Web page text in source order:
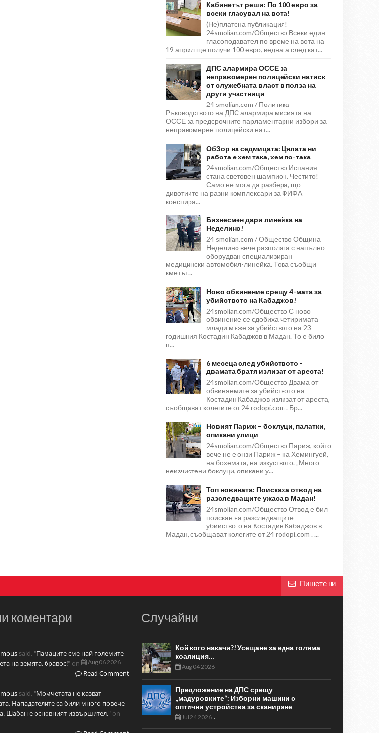
Кабинетът реши: По 100 евро за
всеки гласувал на вота!
(Не)платена публикация!
24smolian.com/Общество Всеки един
гласоподавател по време на вота на
19 април ще получи 100 евро, веднага след кат...
ДПС алармира ОССЕ за
неправомерен полицейски натиск
от служебната власт в полза на
други участници
24 smolian.com / Политика
Ръководството на ДПС алармира мисията на
ОССЕ за предсрочните парламентарни избори за
неправомерен полицейски нат...
ОбЗор на седмицата: Цялата ни
работа е хем така, хем по-така
24smolian.com/Общество Испания
стана световен шампион. Честито!
Само не мога да разбера, що
дивотиите на разни комплексари за ФИФА
конспира...
Бизнесмен дари линейка на
Неделино!
24 smolian.com / Общество Община
Неделино вече разполага с напълно
оборудван специализиран
медицински автомобил-линейка. Това съобщи
кметът...
Ново обвинение срещу 4-мата за
убийството на Кабаджов!
24smolian.com/Общество С ново
обвинение се сдобиха четиримата
млади мъже за убийството на 23-
годишния Костадин Кабаджов в Мадан. То е било
п...
6 месеца след убийството -
двамата братя излизат от ареста!
24smolian.com/Общество Двама от
обвиняемите за убийството на
Костадин Кабаджов излизат от ареста,
съобщават колегите от 24 rodopi.com . Бр...
Новият Париж – боклуци, палатки,
опикани улици
24smolian.com/Общество Париж, който
вече не е онзи Париж – на Хемингуей,
на бохемата, на изкуството. „Много
неизчистени боклуци, опикани у...
Топ новината: Поискаха отвод на
разследващите ужаса в Мадан!
24smolian.com/Общество Отвод е бил
поискан на разследващите
убийството на Костадин Кабаджов в
Мадан, съобщават колегите от 24 rodopi.com . ...
Пишете ни
коментари
said, "Памаците сме най-големите
на земята, бравос!" on Aug 06 2026
Read Comment
said, "Момчетата не казват
Нападателите са били много повече
Шабан е основният извършител." on
Случайни
Кой кого накачи?! Усещане за една голяма
коалиция…
Aug 04 2026-
Предложение на ДПС срещу
„мадуровките“: Изборни машини с
оптични устройства за сканиране
Jul 24 2026-